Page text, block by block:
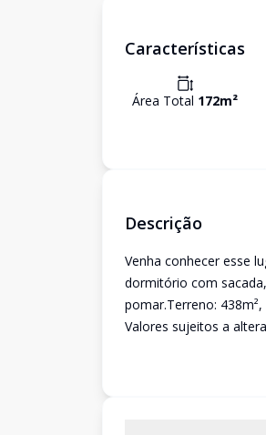
Características
Área Total 172m²
Descrição
Venha conhecer esse
dormitório com
pomar.Terreno:
Valores sujeitos a